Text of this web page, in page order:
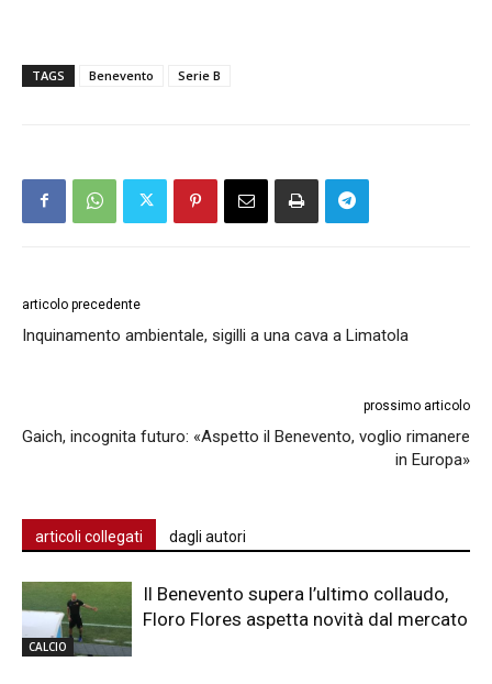
TAGS Benevento Serie B
articolo precedente
Inquinamento ambientale, sigilli a una cava a Limatola
prossimo articolo
Gaich, incognita futuro: «Aspetto il Benevento, voglio rimanere
in Europa»
articoli collegati dagli autori
CALCIO
Il Benevento supera l’ultimo collaudo,
Floro Flores aspetta novità dal mercato